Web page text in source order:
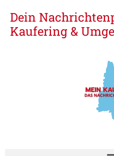
Dein
Kaufering &